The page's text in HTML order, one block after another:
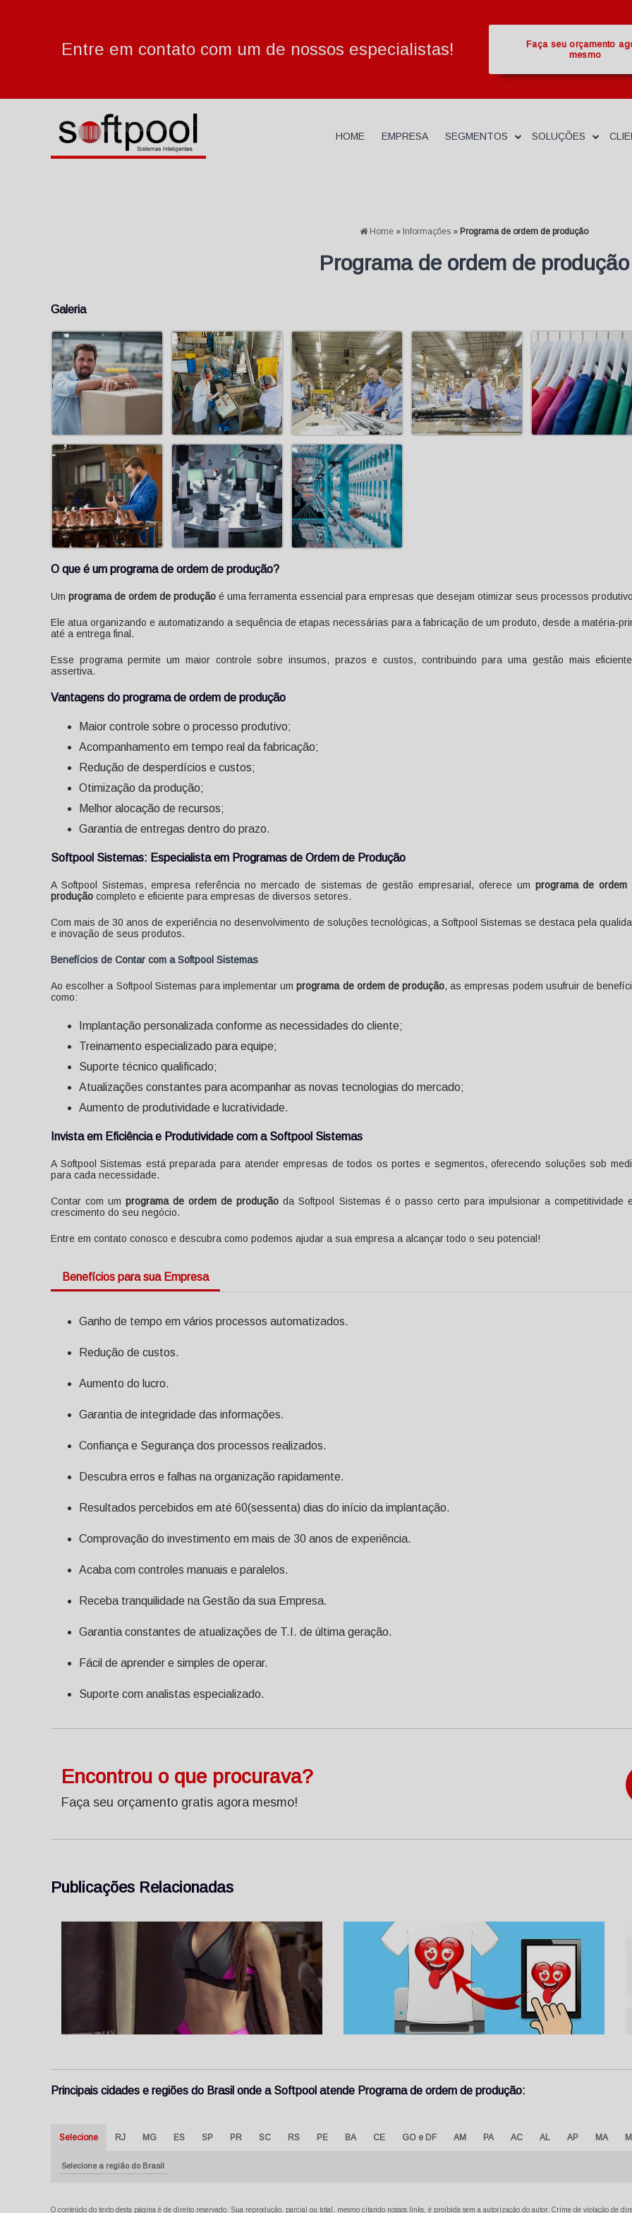
Entre em contato com um de nossos especialistas!
Faça seu orçamento
mesmo
HOME EMPRESA SEGMENTOS SOLUÇÕES
Home » Informações » Programa de ordem de produção
Programa de ordem de produção
Galeria
O que é um programa de ordem de produção?
Um programa de ordem de produção é uma ferramenta essencial para empresas que desejam otimizar seus processos
Ele atua organizando e automatizando a sequência de etapas necessárias para a fabricação de um produto, desde a matéria-
até a entrega final.
Esse programa permite um maior controle sobre insumos, prazos e custos, contribuindo para uma gestão mais
assertiva.
Vantagens do programa de ordem de produção
Maior controle sobre o processo produtivo;
Acompanhamento em tempo real da fabricação;
Redução de desperdícios e custos;
Otimização da produção;
Melhor alocação de recursos;
Garantia de entregas dentro do prazo.
Softpool Sistemas: Especialista em Programas de Ordem de Produção
A Softpool Sistemas, empresa referência no mercado de sistemas de gestão empresarial, oferece um programa de ordem
produção completo e eficiente para empresas de diversos setores.
Com mais de 30 anos de experiência no desenvolvimento de soluções tecnológicas, a Softpool Sistemas se destaca pela
e inovação de seus produtos.
Benefícios de Contar com a Softpool Sistemas
Ao escolher a Softpool Sistemas para implementar umprograma de ordem de produção, as empresas podem usufruir de
como:
Implantação personalizada conforme as necessidades do cliente;
Treinamento especializado para equipe;
Suporte técnico qualificado;
Atualizações constantes para acompanhar as novas tecnologias do mercado;
Aumento de produtividade e lucratividade.
Invista em Eficiência e Produtividade com a Softpool Sistemas
A Softpool Sistemas está preparada para atender empresas de todos os portes e segmentos, oferecendo soluções sob
para cada necessidade.
Contar com umprograma de ordem de produção da Softpool Sistemas é o passo certo para impulsionar a competitividade
crescimento do seu negócio.
Entre em contato conosco e descubra como podemos ajudar a sua empresa a alcançar todo o seu potencial!
Benefícios para sua Empresa
Ganho de tempo em vários processos automatizados.
Redução de custos.
Aumento do lucro.
Garantia de integridade das informações.
Confiança e Segurança dos processos realizados.
Descubra erros e falhas na organização rapidamente.
Resultados percebidos em até 60(sessenta) dias do início da implantação.
Comprovação do investimento em mais de 30 anos de experiência.
Acaba com controles manuais e paralelos.
Receba tranquilidade na Gestão da sua Empresa.
Garantia constantes de atualizações de T.I. de última geração.
Fácil de aprender e simples de operar.
Suporte com analistas especializado.
Encontrou o que procurava?
Faça seu orçamento gratis agora mesmo!
Publicações Relacionadas
Principais cidades e regiões do Brasil onde a Softpool atende Programa de ordem de produção:
Selecione RJ MG ES SP PR SC RS PE BA CE GO e DF AM PA AC AL AP MA
Selecione a região do Brasil
O conteúdo do texto desta página é de direito reservado. Sua reprodução, parcial ou total, mesmo citando nossos links, é proibida sem a autorização do autor. Crime de violação de